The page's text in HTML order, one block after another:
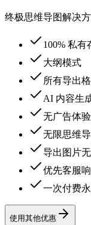
终极思维导图解决
100% 私有
大纲模式
所有导出
AI 内容生
无广告体验
无限思维
导出图片
优先客服
一次付费
使用其他优惠